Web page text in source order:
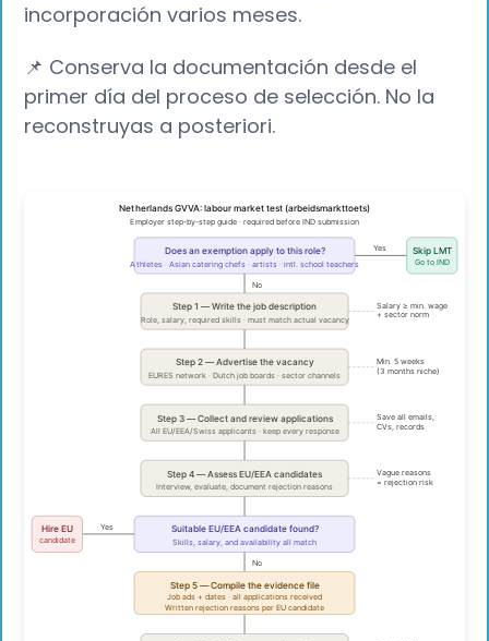
incorporación varios meses.
📌 Conserva la documentación desde el
primer día del proceso de selección. No la
reconstruyas a posteriori.